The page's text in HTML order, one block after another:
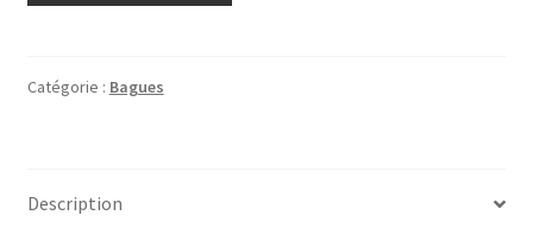
Catégorie : Bagues
Description